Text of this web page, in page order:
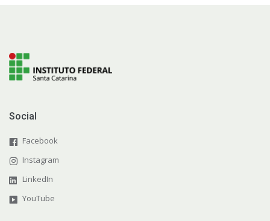
Social
Facebook
Instagram
LinkedIn
YouTube